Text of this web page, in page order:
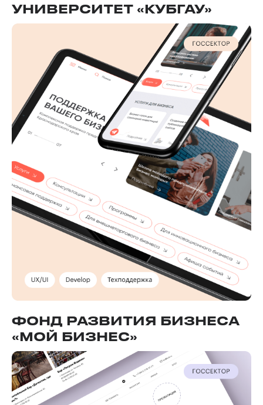
УНИВЕРСИТЕТ «КУБГАУ»
ФОНД РАЗВИТИЯ БИЗНЕСА
«МОЙ БИЗНЕС»
КОНТАКТЫ
8 (800) 222-74-48
info@rusrobots.ru
Пользовательское соглашение
Политика конфиденциальности
© 2008-2025, Russian Robotics
Адрес: ул. Северная, 405, Краснодар
ПАРТНЕРЫ
Аккредитованная IT-компания
Юридическая информация